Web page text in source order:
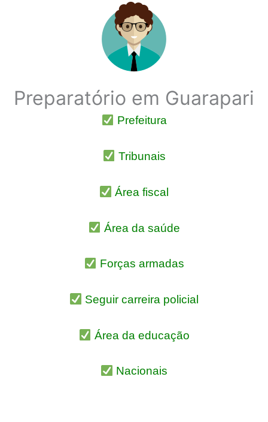
Preparatório em Guarapari
Prefeitura
Tribunais
Área fiscal
Área da saúde
Forças armadas
Seguir carreira policial
Área da educação
Nacionais